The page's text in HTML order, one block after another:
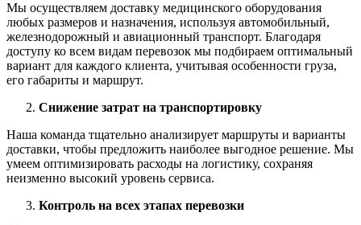
Мы осуществляем доставку медицинского оборудования
любых размеров и назначения, используя автомобильный,
железнодорожный и авиационный транспорт. Благодаря
доступу ко всем видам перевозок мы подбираем оптимальный
вариант для каждого клиента, учитывая особенности груза,
его габариты и маршрут.
Снижение затрат на транспортировку
Наша команда тщательно анализирует маршруты и варианты
доставки, чтобы предложить наиболее выгодное решение. Мы
умеем оптимизировать расходы на логистику, сохраняя
неизменно высокий уровень сервиса.
Контроль на всех этапах перевозки